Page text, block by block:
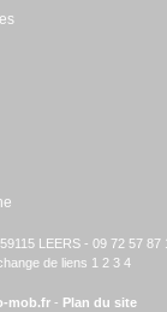
LEERS - 09 72 57 87
de liens 1 2 3 4
mob.fr- Plan du site